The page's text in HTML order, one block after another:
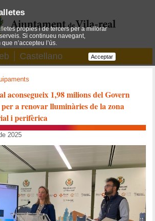
Castellano
aconsegueix 1,98 milions del Govern
a renovar lluminàries de la zona
i perifèrica
2025
pròpies i de tercers per a millorar
Si continueu navegant,
n’accepteu l’ús.
Acceptar